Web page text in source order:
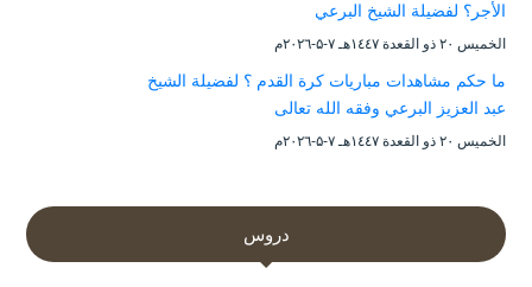
الأجر؟ لفضيلة الشيخ البرعي
الخميس ۲۰ ذو القعدة ۱٤٤۷هـ ۷-۵-۲۰۲٦م
ما حكم مشاهدات مباريات كرة القدم ؟ لفضيلة الشيخ
عبد العزيز البرعي وفقه الله تعالى
الخميس ۲۰ ذو القعدة ۱٤٤۷هـ ۷-۵-۲۰۲٦م
دروس